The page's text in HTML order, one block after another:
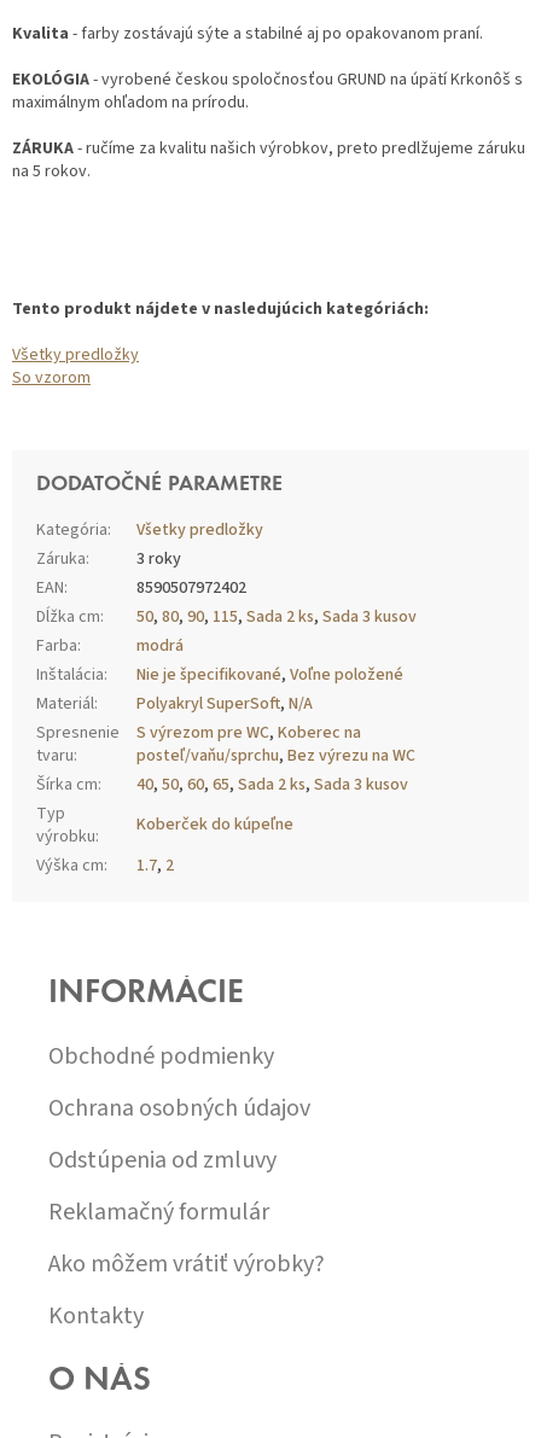
Kvalita - farby zostávajú sýte a stabilné aj po opakovanom praní.
EKOLÓGIA- vyrobené českou spoločnosťou GRUND na úpätí Krkonôš s
maximálnym ohľadom na prírodu.
ZÁRUKA- ručíme za kvalitu našich výrobkov, preto predlžujeme záruku
na 5 rokov.
Tento produkt nájdete v nasledujúcich kategóriách:
Všetky predložky
So vzorom
DODATOČNÉ PARAMETRE
Kategória:
Všetky predložky
Záruka:
3 roky
EAN:
8590507972402
Dĺžka cm: 50, 80, 90, 115, Sada 2 ks, Sada 3 kusov
Farba:
modrá
Inštalácia: Nie je špecifikované, Voľne položené
Materiál: Polyakryl SuperSoft, N/A
Spresnenie
tvaru:
S výrezom pre WC, Koberec na
posteľ/vaňu/sprchu, Bez výrezu na WC
Šírka cm: 40, 50, 60, 65, Sada 2 ks, Sada 3 kusov
Typ
výrobku:
Koberček do kúpeľne
Výška cm: 1.7, 2
INFORMÁCIE
Obchodné podmienky
Ochrana osobných údajov
Odstúpenia od zmluvy
Reklamačný formulár
Ako môžem vrátiť výrobky?
Kontakty
O NÁS